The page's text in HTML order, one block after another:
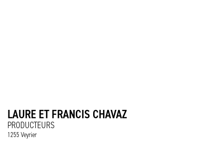
LAURE ET FRANCIS CHAVAZ
PRODUCTEURS
1255 Veyrier